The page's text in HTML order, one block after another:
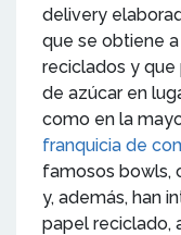
delivery
que se obtiene
reciclados y que
de azúcar en
como en la
franquicia de
famosos bowls,
y, además, han
papel reciclado,